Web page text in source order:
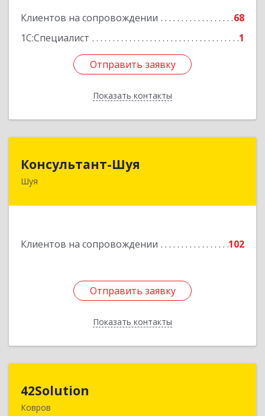
Клиентов на сопровождении
68
1С:Специалист
1
Отправить заявку
Показать контакты
Отправить заявку
Назад
Консультант-Шуя
Шуя
Клиентов на сопровождении 102
Отправить заявку
Показать контакты
155900, Ивановская обл, Шуя г, Свердлова ул,
Отправить заявку
Назад
42Solution
Ковров601967, Владимирская обл, муниципальный